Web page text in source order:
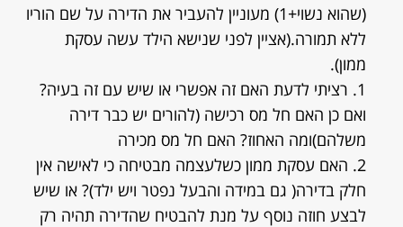
(שהוא נשוי+1) מעוניין להעביר את הדירה על שם הוריו
ללא תמורה.(אציין לפני שנישא הילד עשה עסקת
ממון).
1. רציתי לדעת האם זה אפשרי או שיש עם זה בעיה?
ואם כן האם חל מס רכישה (להורים יש כבר דירה
משלהם)ומה האחוז? האם חל מס מכירה
2. האם עסקת ממון כשלעצמה מבטיחה כי לאישה אין
חלק בדירה( גם במידה והבעל נפטר ויש ילד)? או שיש
לבצע חוזה נוסף על מנת להבטיח שהדירה תהיה רק